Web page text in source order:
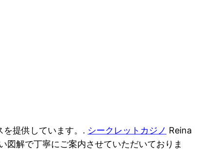
提供しています。. シークレットカジノ Reina
解で丁寧にご案内させていただいておりま